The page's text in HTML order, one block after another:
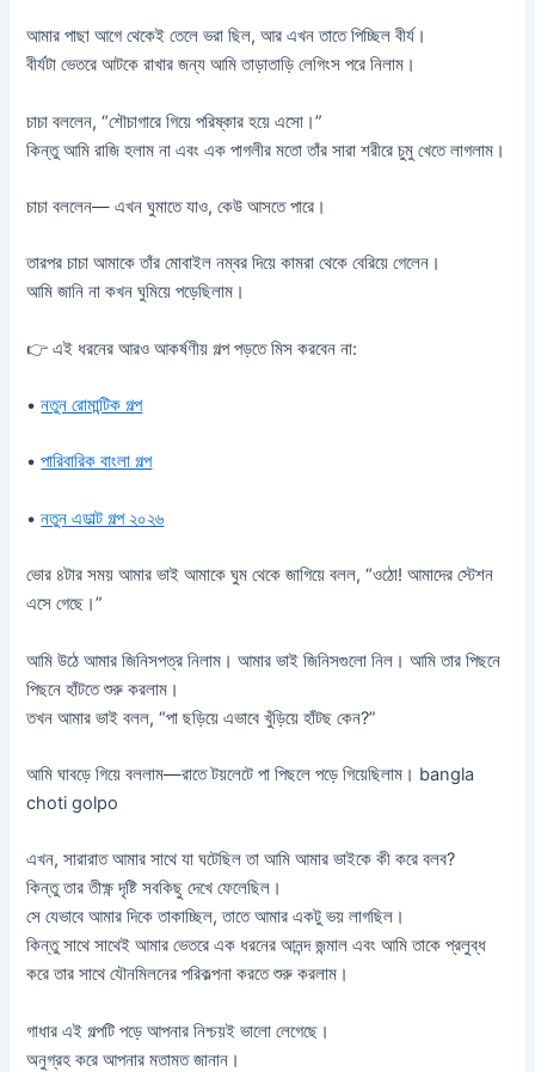
আমার পাছা আগে থেকেই তেলে ভরা ছিল, আর এখন তাতে পিচ্ছিল বীর্য।
বীর্যটা ভেতরে আটকে রাখার জন্য আমি তাড়াতাড়ি লেগিংস পরে নিলাম।
চাচা বললেন, “শৌচাগারে গিয়ে পরিষ্কার হয়ে এসো।”
কিন্তু আমি রাজি হলাম না এবং এক পাগলীর মতো তাঁর সারা শরীরে চুমু খেতে লাগলাম।
চাচা বললেন— এখন ঘুমাতে যাও, কেউ আসতে পারে।
তারপর চাচা আমাকে তাঁর মোবাইল নম্বর দিয়ে কামরা থেকে বেরিয়ে গেলেন।
আমি জানি না কখন ঘুমিয়ে পড়েছিলাম।
👉 এই ধরনের আরও আকর্ষণীয় গল্প পড়তে মিস করবেন না:
•নতুন রোমান্টিক গল্প
•পারিবারিক বাংলা গল্প
•নতুন এডাল্ট গল্প ২০২৬
ভোর ৪টার সময় আমার ভাই আমাকে ঘুম থেকে জাগিয়ে বলল, “ওঠো! আমাদের স্টেশন
এসে গেছে।”
আমি উঠে আমার জিনিসপত্র নিলাম। আমার ভাই জিনিসগুলো নিল। আমি তার পিছনে
পিছনে হাঁটতে শুরু করলাম।
তখন আমার ভাই বলল, “পা ছড়িয়ে এভাবে খুঁড়িয়ে হাঁটছ কেন?”
আমি ঘাবড়ে গিয়ে বললাম—রাতে টয়লেটে পা পিছলে পড়ে গিয়েছিলাম। bangla
choti golpo
এখন, সারারাত আমার সাথে যা ঘটেছিল তা আমি আমার ভাইকে কী করে বলব?
কিন্তু তার তীক্ষ্ণ দৃষ্টি সবকিছু দেখে ফেলেছিল।
সে যেভাবে আমার দিকে তাকাচ্ছিল, তাতে আমার একটু ভয় লাগছিল।
কিন্তু সাথে সাথেই আমার ভেতরে এক ধরনের আনন্দ জন্মাল এবং আমি তাকে প্রলুব্ধ
করে তার সাথে যৌনমিলনের পরিকল্পনা করতে শুরু করলাম।
গাধার এই গল্পটি পড়ে আপনার নিশ্চয়ই ভালো লেগেছে।
অনুগ্রহ করে আপনার মতামত জানান।